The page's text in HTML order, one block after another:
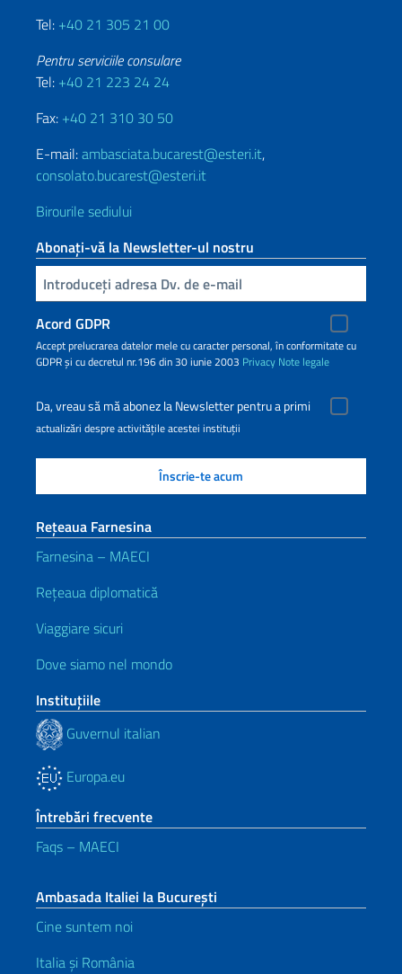
Tel: +40 21 305 21 00
Pentru serviciile consulare
Tel: +40 21 223 24 24
Fax: +40 21 310 30 50
E-mail:ambasciata.bucarest@esteri.it,
consolato.bucarest@esteri.it
Birourile sediului
Abonați-vă la Newsletter-ul nostru
Inserisci la tua email
Acord GDPR
Accept prelucrarea datelor mele cu caracter personal, în conformitate cu
GDPR și cu decretul nr.196 din 30 iunie 2003 Privacy Note legale
Da, vreau să mă abonez la Newsletter pentru a primi
actualizări despre activitățile acestei instituții
Rețeaua Farnesina
Farnesina – MAECI
Rețeaua diplomatică
Viaggiare sicuri
Dove siamo nel mondo
Instituţiile
Guvernul italian
Europa.eu
Întrebări frecvente
Faqs – MAECI
Ambasada Italiei la București
Cine suntem noi
Italia și România